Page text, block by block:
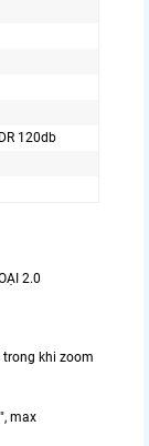
120db
2.0
trong khi zoom
max